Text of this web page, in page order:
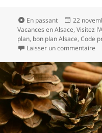
Format
En passant
Publié
le
22
Vacances en Alsace,Visitez
plan, bon plan Alsace,Code
Laisser un commentaire